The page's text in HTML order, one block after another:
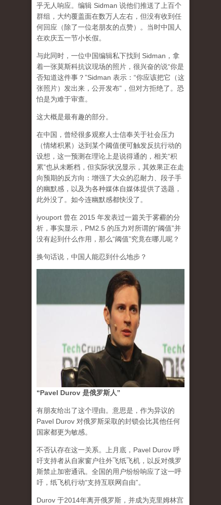
乎无人响应。编辑 Sidman 说他们推送了上百个
群组，大约覆盖面在数万人左右，但没有收到任
何回应（除了一位老朋友的点赞）。当时中国人
在欢庆五一节小长假。
与此同时，一位中国编辑私下找到 Sidman，拿
着一张莫斯科抗议现场的照片，很兴奋的说“你是
否知道这件事？”Sidman 表示：“你应该把它（这
张照片）发出来，公开发布”，但对方拒绝了。恐
怕是为难于审查。
这大概是最有趣的部分。
在中国，曾经很多观察人士信奉关于社会压力
（情绪积累）达到某个阈值便可触发反抗行动的
设想，这一预测在理论上是说得通的，相关“积
累”也从未断档，但实际状况显示，其效果正在走
向预期的反方向：增强了大众的忍耐力、段子手
的幽默感，以及为各种媒体自媒体提供了选题，
此外没了。如今连幽默感都快没了。
iyouport 曾在 2015 年发表过一篇关于雾霾的分
析，事实显示，PM2.5 的压力对所谓的“阈值”并
没有起到什么作用，那么“阈值”究竟在哪儿呢？
换句话说，中国人能忍到什么地步？
“Pavel Durov 是俄罗斯人”
有朋友给出了这个理由。意思是，作为异议的
Pavel Durov 对俄罗斯采取的封锁会比其他任何
国家都更为敏感。
不否认存在这一关系。上月底，Pavel Durov 呼
吁支持者从自家窗户往外飞纸飞机，以反对俄罗
斯禁止加密通讯。全国的用户纷纷响应了这一呼
吁，纸飞机行动“支持互联网自由”。
Durov 于2014年离开俄罗斯，并成为克里姆林宫